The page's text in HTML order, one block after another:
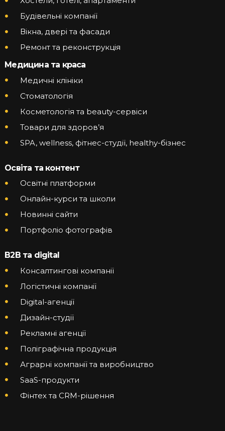
Будівельні компанії
Вікна, двері та фасади
Ремонт та реконструкція
Медицина та краса
Медичні клініки
Стоматологія
Косметологія та beauty-сервіси
Товари для здоров’я
SPA, wellness, фітнес-студії, healthy-бізнес
Освіта та контент
Освітні платформи
Онлайн-курси та школи
Новинні сайти
Портфоліо фотографів
B2B та digital
Консалтингові компанії
Логістичні компанії
Digital-агенції
Дизайн-студії
Рекламні агенції
Поліграфічна продукція
Аграрні компанії та виробництво
SaaS-продукти
Фінтех та CRM-рішення